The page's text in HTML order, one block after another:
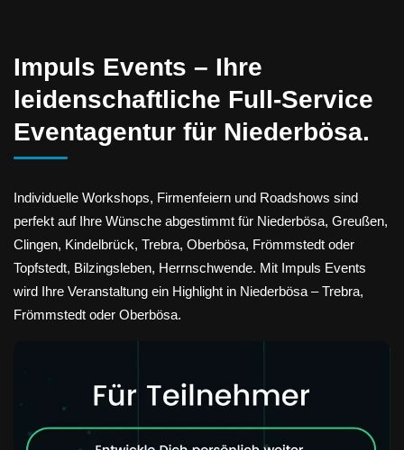
Impuls Events – Ihre
leidenschaftliche Full-Service
Eventagentur für Niederbösa.
Individuelle Workshops, Firmenfeiern und Roadshows sind
perfekt auf Ihre Wünsche abgestimmt für Niederbösa, Greußen,
Clingen, Kindelbrück, Trebra, Oberbösa, Frömmstedt oder
Topfstedt, Bilzingsleben, Herrnschwende. Mit Impuls Events
wird Ihre Veranstaltung ein Highlight in Niederbösa – Trebra,
Frömmstedt oder Oberbösa.